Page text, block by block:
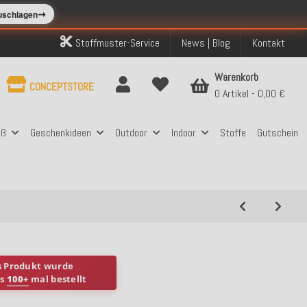
➞
Stoffmuster-Service News | Blog Kontakt
Geschenkideen Outdoor Indoor Stoffe Gutschein
CONCEPTSTORE
Warenkorb
0 Artikel
0,00 €
Produkt wurde
100+ mal bestellt